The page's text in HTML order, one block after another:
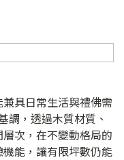
具日常生活與禮佛需
調，透過木質材質、
次，在不變動格局的
能，讓有限坪數仍能